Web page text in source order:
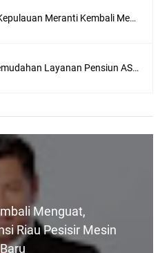
Pemerintah Kabupaten Kepulauan Meranti Kembali Merombak 3 Pejabat Eselon III. A Serta III. B
Bupati Asmar Dorong Kemudahan Layanan Pensiun ASN melalui Sinergi dengan BRK Syariah
Menguat,
Riau Pesisir Mesin